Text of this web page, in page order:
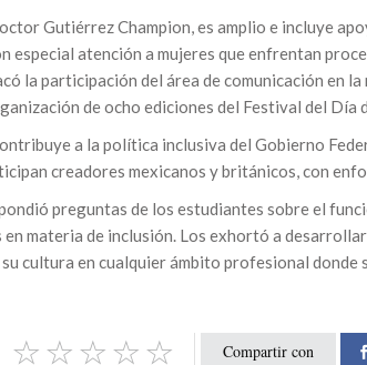
Gutiérrez Champion, es amplio e incluye
especial atención a mujeres que enfrentan
la participación del área de comunicación en
de ocho ediciones del Festival del Día
a la política inclusiva del Gobierno
creadores mexicanos y británicos, con
preguntas de los estudiantes sobre el
en materia de inclusión. Los exhortó a
cultura en cualquier ámbito profesional donde
Compartir con